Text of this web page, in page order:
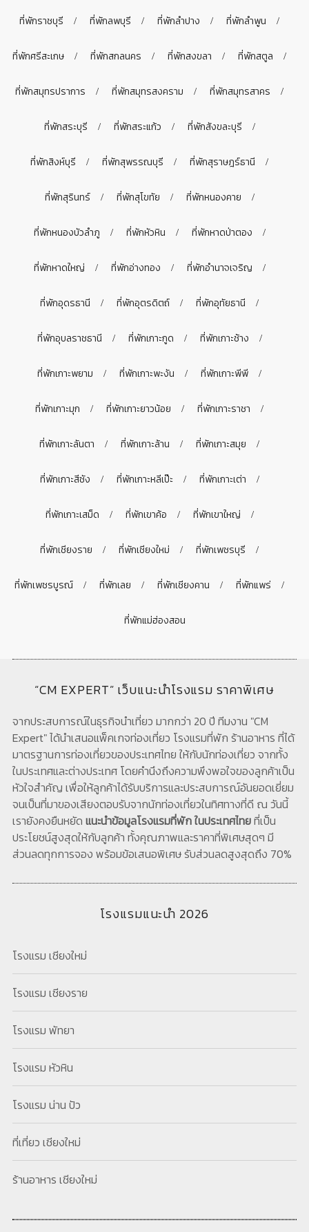
ที่พักราชบุรี ที่พักลพบุรี ที่พักลำปาง ที่พักลำพูน
ที่พักศรีสะเกษ ที่พักสกลนคร ที่พักสงขลา ที่พักสตูล
ที่พักสมุทรปราการ ที่พักสมุทรสงคราม ที่พักสมุทรสาคร
ที่พักสระบุรี ที่พักสระแก้ว ที่พักสังขละบุรี
ที่พักสิงห์บุรี ที่พักสุพรรณบุรี ที่พักสุราษฎร์ธานี
ที่พักสุรินทร์ ที่พักสุโขทัย ที่พักหนองคาย
ที่พักหนองบัวลำภู ที่พักหัวหิน ที่พักหาดป่าตอง
ที่พักหาดใหญ่ ที่พักอ่างทอง ที่พักอำนาจเจริญ
ที่พักอุดรธานี ที่พักอุตรดิตถ์ ที่พักอุทัยธานี
ที่พักอุบลราชธานี ที่พักเกาะกูด ที่พักเกาะช้าง
ที่พักเกาะพยาม ที่พักเกาะพะงัน ที่พักเกาะพีพี
ที่พักเกาะมุก ที่พักเกาะยาวน้อย ที่พักเกาะราชา
ที่พักเกาะลันตา ที่พักเกาะล้าน ที่พักเกาะสมุย
ที่พักเกาะสีชัง ที่พักเกาะหลีเป๊ะ ที่พักเกาะเต่า
ที่พักเกาะเสม็ด ที่พักเขาค้อ ที่พักเขาใหญ่
ที่พักเชียงราย ที่พักเชียงใหม่ ที่พักเพชรบุรี
ที่พักเพชรบูรณ์ ที่พักเลย ที่พักเชียงคาน ที่พักแพร่
ที่พักแม่ฮ่องสอน
“CM EXPERT” เว็บแนะนำโรงแรม ราคาพิเศษ
จากประสบการณ์ในธุรกิจนำเที่ยว มากกว่า 20 ปี ทีมงาน "CM
Expert" ได้นำเสนอแพ็คเกจท่องเที่ยว โรงแรมที่พัก ร้านอาหาร ที่ได้
มาตรฐานการท่องเที่ยวของประเทศไทย ให้กับนักท่องเที่ยว จากทั้ง
ในประเทศและต่างประเทศ โดยคำนึงถึงความพึงพอใจของลูกค้าเป็น
หัวใจสำคัญ เพื่อให้ลูกค้าได้รับบริการและประสบการณ์อันยอดเยี่ยม
จนเป็นที่มาของเสียงตอบรับจากนักท่องเที่ยวในทิศทางที่ดี ณ วันนี้
เรายังคงยืนหยัด แนะนำข้อมูลโรงแรมที่พัก ในประเทศไทยที่เป็น
ประโยชน์สูงสุดให้กับลูกค้า ทั้งคุณภาพและราคาที่พิเศษสุดๆ มี
ส่วนลดทุกการจอง พร้อมข้อเสนอพิเศษ รับส่วนลดสูงสุดถึง 70%
โรงแรมแนะนำ 2026
โรงแรม เชียงใหม่
โรงแรม เชียงราย
โรงแรม พัทยา
โรงแรม หัวหิน
โรงแรม น่าน ปัว
ที่เที่ยว เชียงใหม่
ร้านอาหาร เชียงใหม่